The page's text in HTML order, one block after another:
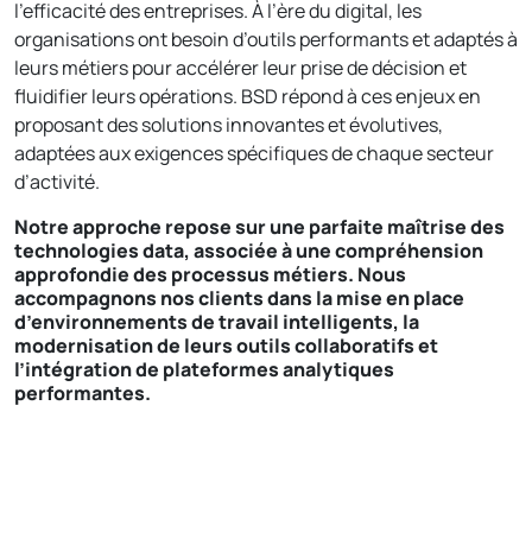
l’efficacité des entreprises. À l’ère du digital, les
organisations ont besoin d’outils performants et adaptés à
leurs métiers pour accélérer leur prise de décision et
fluidifier leurs opérations. BSD répond à ces enjeux en
proposant des solutions innovantes et évolutives,
adaptées aux exigences spécifiques de chaque secteur
d’activité.
Notre approche repose sur une parfaite maîtrise des
technologies data, associée à une compréhension
approfondie des processus métiers. Nous
accompagnons nos clients dans la mise en place
d’environnements de travail intelligents, la
modernisation de leurs outils collaboratifs et
l’intégration de plateformes analytiques
performantes.